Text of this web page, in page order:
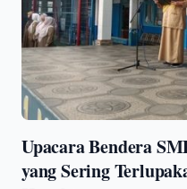
Upacara Bendera
yang Sering